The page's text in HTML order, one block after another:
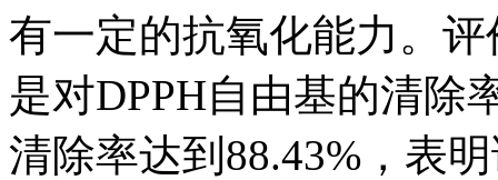
有一定的抗氧化能力。
是对DPPH自由基的清除
清除率达到88.43%，表